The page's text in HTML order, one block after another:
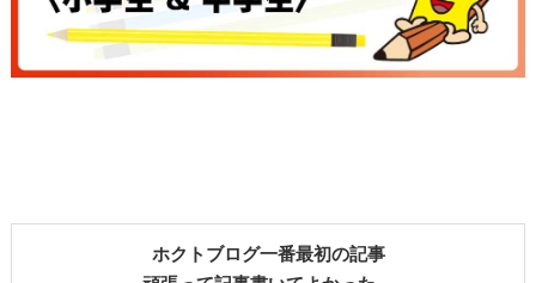
ホクトブログ一番最初の記事